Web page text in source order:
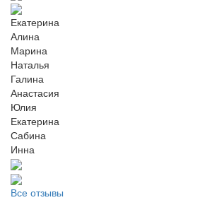
Екатерина
Алина
Марина
Наталья
Галина
Анастасия
Юлия
Екатерина
Сабина
Инна
Все отзывы